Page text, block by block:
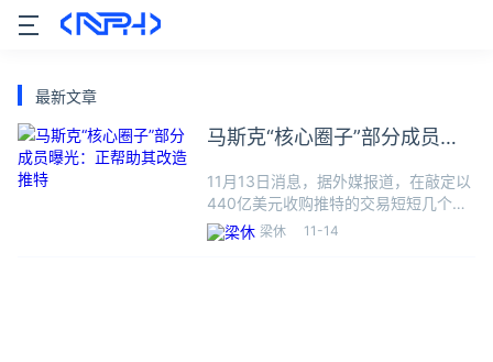
最新文章
马斯克“核心圈子”部分成员曝
11月13日消息，据外媒报道，在敲定以
440亿美元收购推特的交易短短几个小
时后，埃隆·马斯克（Elon Musk）就解
雇了推特多名高管。在不到两周时间
梁休 11-14